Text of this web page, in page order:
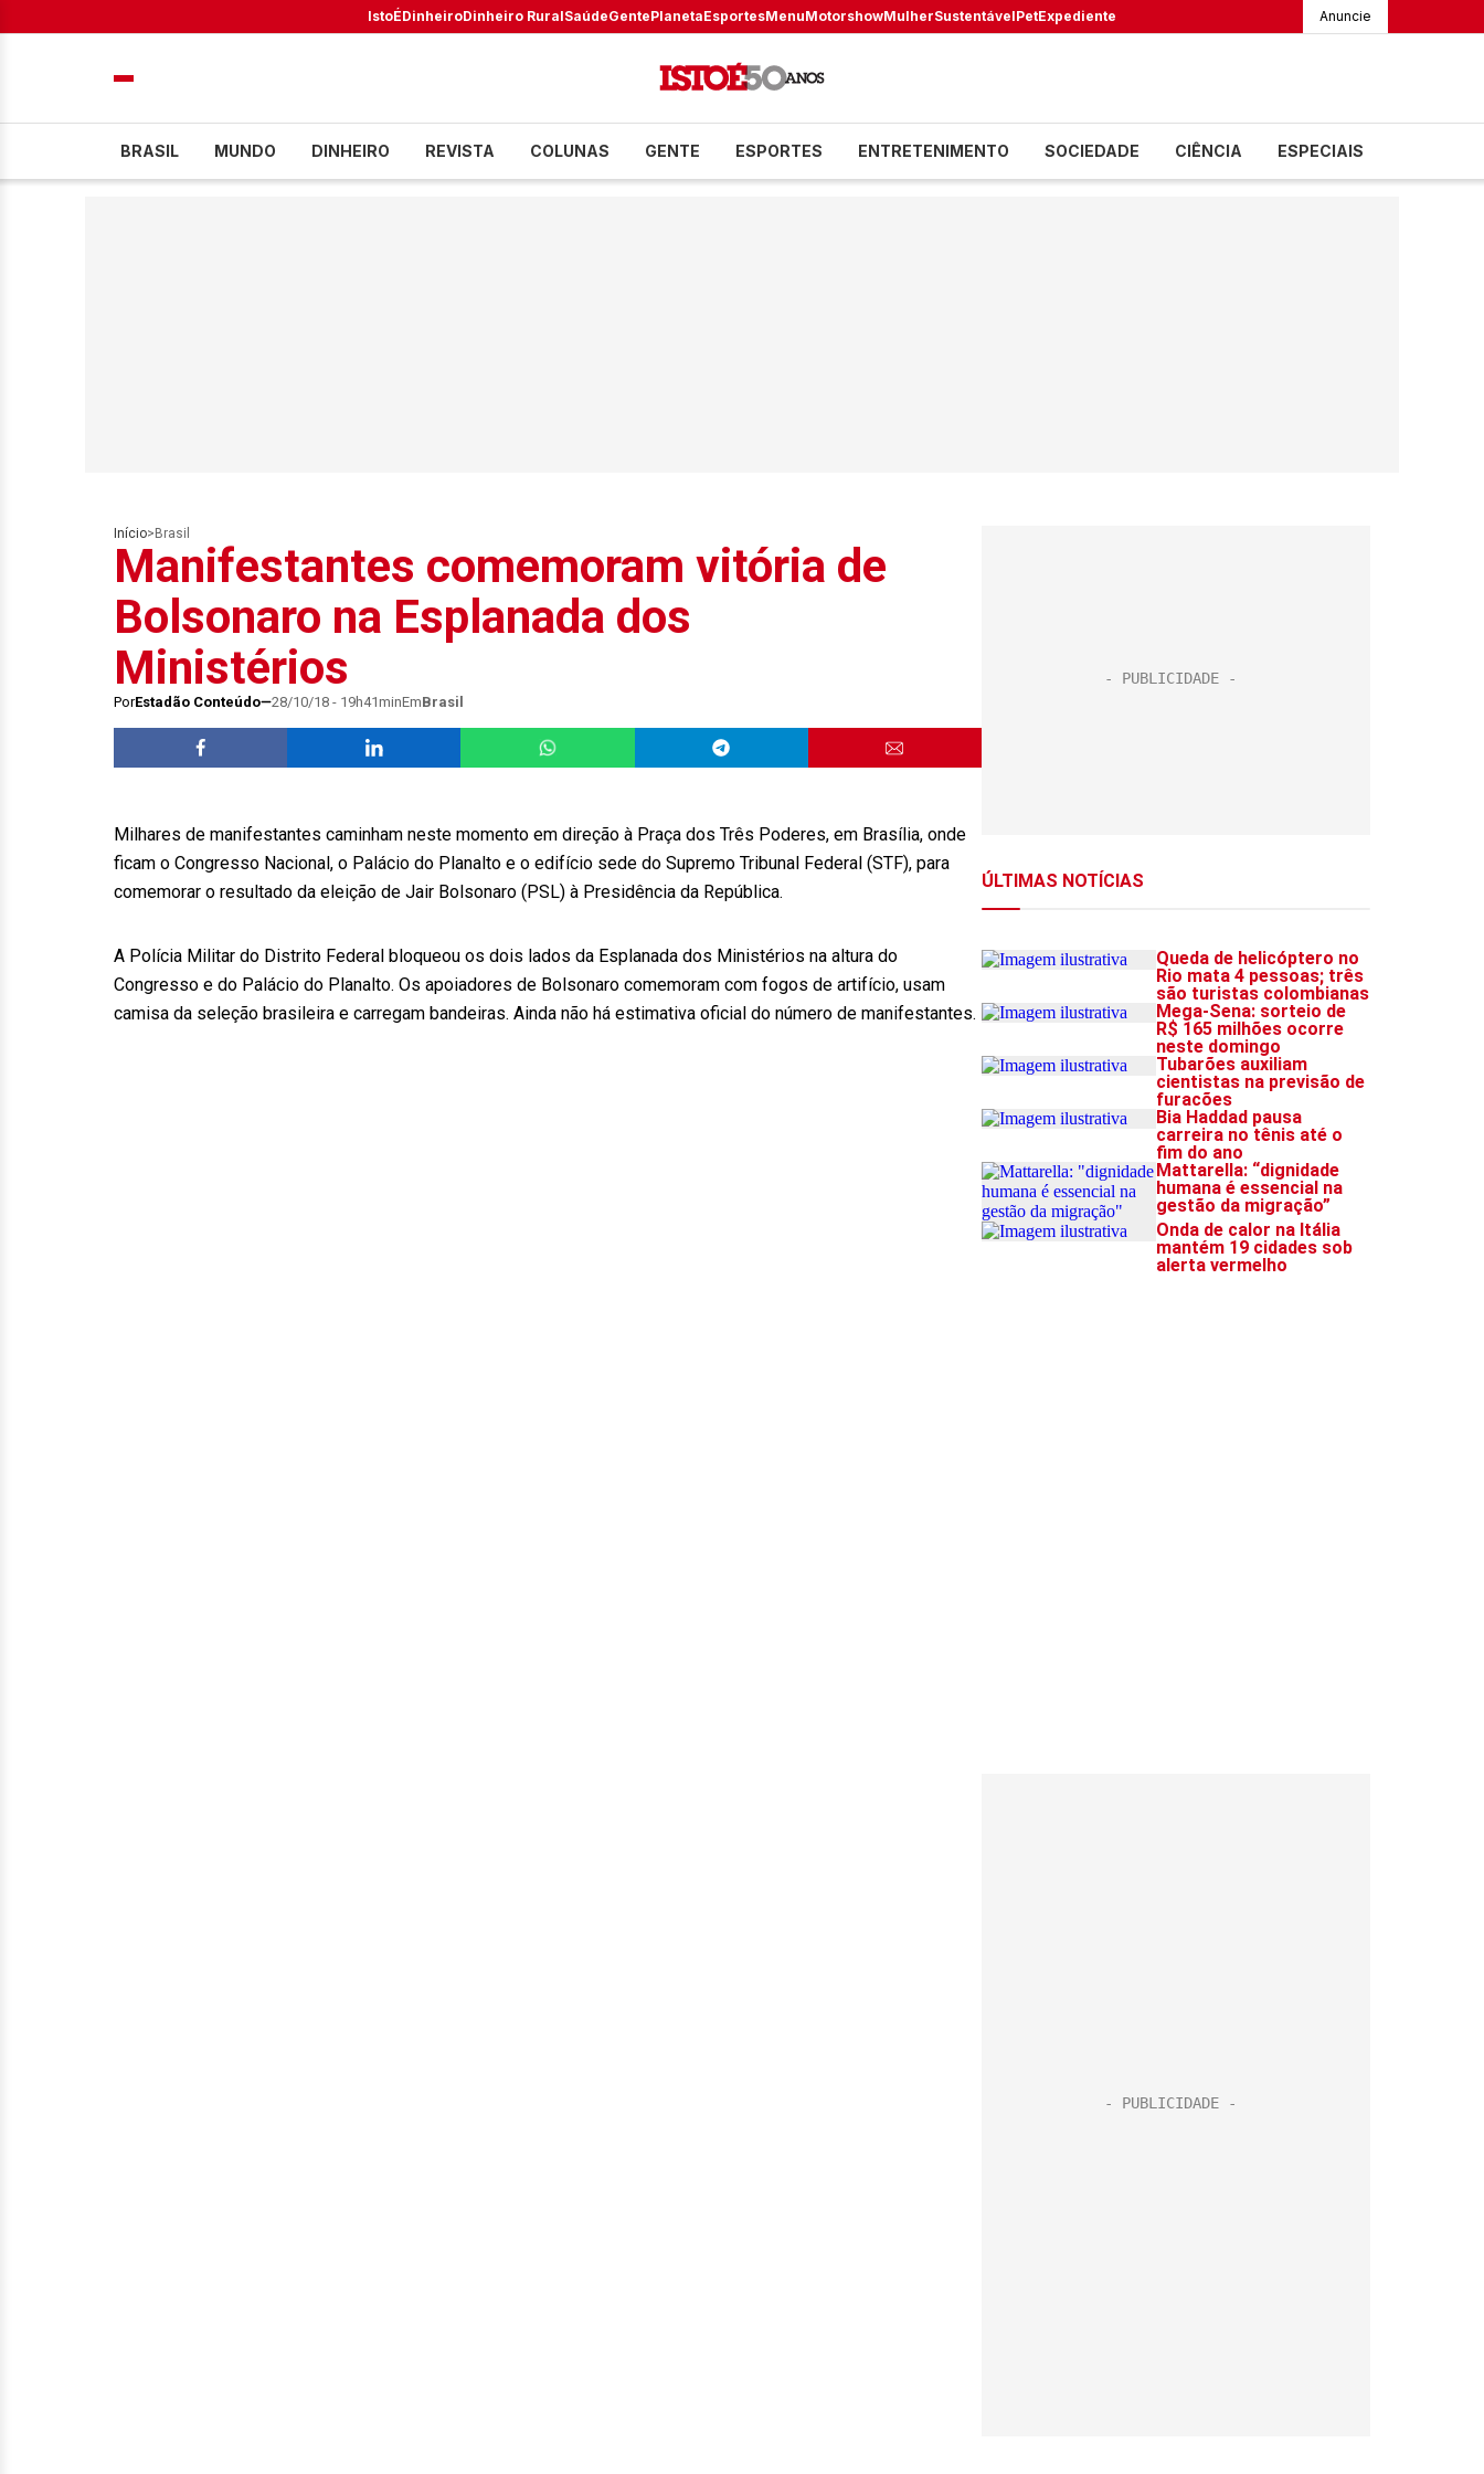
IstoÉDinheiroDinheiro RuralSaúdeGentePlanetaEsportesMenuMotorshowMulherSustentávelPetExpediente Anuncie
BRASIL MUNDO DINHEIRO REVISTA COLUNAS GENTE ESPORTES ENTRETENIMENTO SOCIEDADE CIÊNCIA ESPECIAIS
Início> Brasil
Manifestantes comemoram vitória de
Bolsonaro na Esplanada dos
Ministérios
PorEstadão Conteúdo 28/10/18 - 19h41minEmBrasil
Milhares de manifestantes caminham neste momento em direção à Praça dos Três Poderes, em Brasília, onde
ficam o Congresso Nacional, o Palácio do Planalto e o edifício sede do Supremo Tribunal Federal (STF), para
comemorar o resultado da eleição de Jair Bolsonaro (PSL) à Presidência da República.
A Polícia Militar do Distrito Federal bloqueou os dois lados da Esplanada dos Ministérios na altura do
Congresso e do Palácio do Planalto. Os apoiadores de Bolsonaro comemoram com fogos de artifício, usam
camisa da seleção brasileira e carregam bandeiras. Ainda não há estimativa oficial do número de manifestantes.